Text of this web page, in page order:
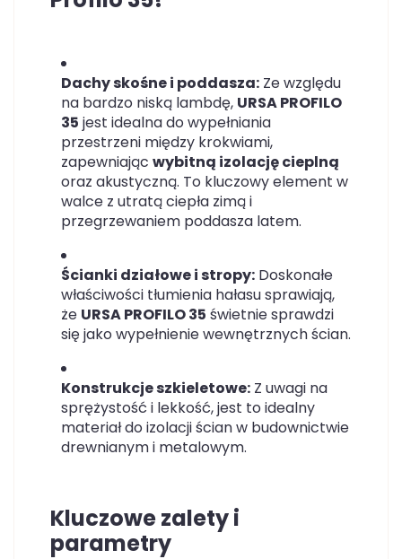
Dachy skośne i poddasza: Ze względu
na bardzo niską lambdę, URSA PROFILO
35 jest idealna do wypełniania
przestrzeni między krokwiami,
zapewniając wybitną izolację cieplną
oraz akustyczną. To kluczowy element w
walce z utratą ciepła zimą i
przegrzewaniem poddasza latem.
Ścianki działowe i stropy: Doskonałe
właściwości tłumienia hałasu sprawiają,
że URSA PROFILO 35 świetnie sprawdzi
się jako wypełnienie wewnętrznych ścian.
Konstrukcje szkieletowe: Z uwagi na
sprężystość i lekkość, jest to idealny
materiał do izolacji ścian w budownictwie
drewnianym i metalowym.
Kluczowe zalety i
parametry